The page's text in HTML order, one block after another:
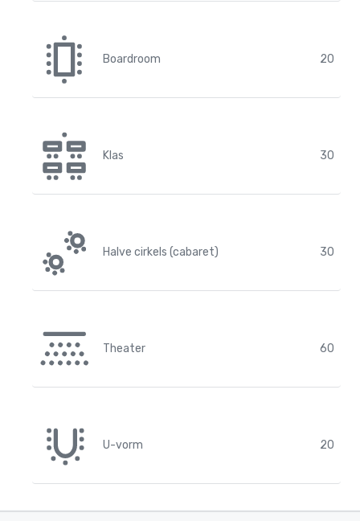
Boardroom 20
Klas 30
Halve cirkels (cabaret) 30
Theater 60
U-vorm 20